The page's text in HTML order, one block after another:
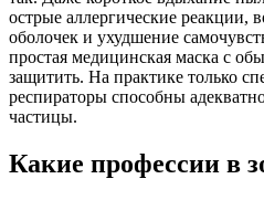
острые аллергические реакции,
оболочек и ухудшение
простая медицинская маска с
защитить. На практике только
респираторы способны
частицы.
Какие профессии в